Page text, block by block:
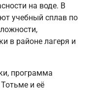
на воде. В
учебный сплав по
в районе лагеря и
программа
и её